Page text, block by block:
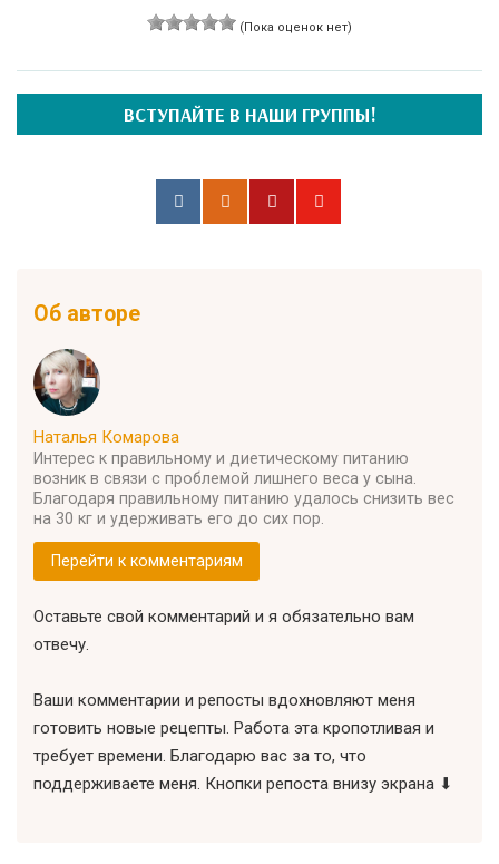
(Пока оценок нет)
ВСТУПАЙТЕ В НАШИ ГРУППЫ!
Об авторе
Наталья Комарова
Интерес к правильному и диетическому питанию
возник в связи с проблемой лишнего веса у сына.
Благодаря правильному питанию удалось снизить вес
на 30 кг и удерживать его до сих пор.
Перейти к комментариям
Оставьте свой комментарий и я обязательно вам
отвечу.
Ваши комментарии и репосты вдохновляют меня
готовить новые рецепты. Работа эта кропотливая и
требует времени. Благодарю вас за то, что
поддерживаете меня. Кнопки репоста внизу экрана ⬇